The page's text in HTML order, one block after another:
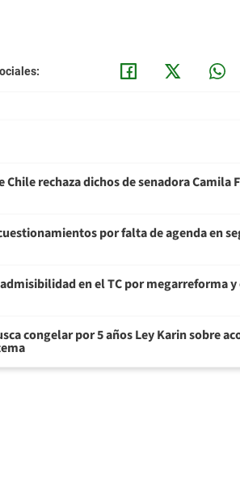
Chile rechaza dichos de senadora Camila
por falta de agenda en
en el TC por megarreforma
congelar por 5 años Ley Karin sobre